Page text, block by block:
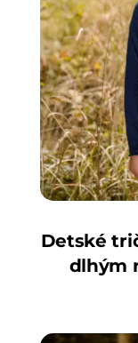
Detské
dlhým